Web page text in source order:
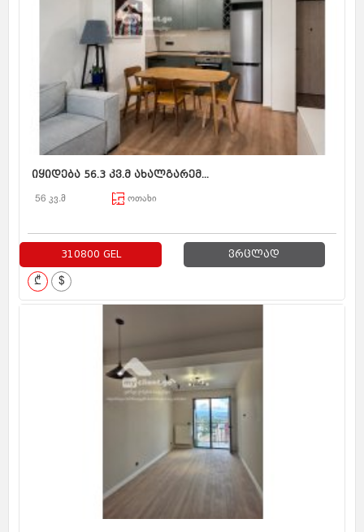
იყიდება 56.3 კვ.მ ახალგარემ...
56 კვ.მ ოთახი
310800 GEL ვრცლად
₾ $